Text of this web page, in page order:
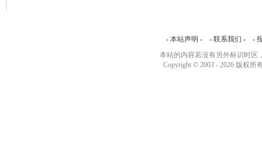
- 本站声明 - - 联系我们 - -
本站的内容若没有另外标识时区
Copyright © 2003 -2026 版权所